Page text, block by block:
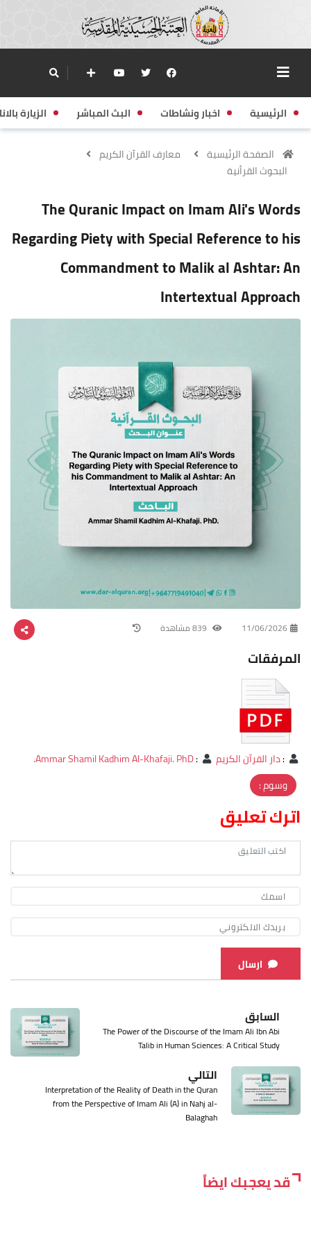
الرئيسية اخبار ونشاطات البث المباشر الزيارة
الصفحة الرئيسية
معارف القرآن الكريم
البحوث القرأنية
The Quranic Impact on Imam Ali's Words
Regarding Piety with Special Reference to his
Commandment to Malik al Ashtar: An
Intertextual Approach
11/06/2026
المرفقات
:دار القرآن الكريم :
Ammar Shamil Kadhim Al-Khafaji. PhD.
وسوم :
اترك تعليق
ارسال
السابق
The Power of the Discourse of the Imam Ali Ibn Abi
Talib in Human Sciences: A Critical Study
التالي
Interpretation of the Reality of Death in the Quran
from the Perspective of Imam Ali (A) in Nahj al-
Balaghah
قد يعجبك ايضاً